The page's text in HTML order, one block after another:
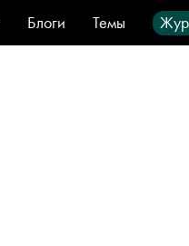
Блоги Темы
Стиль
Видео